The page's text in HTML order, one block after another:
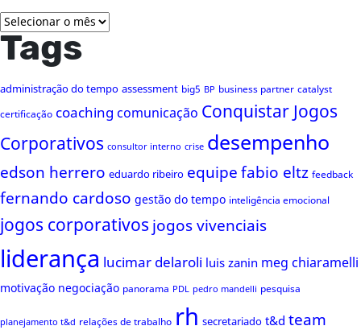
Arquivos
Tags
administração do tempo assessment big5 BP business partner catalyst
certificação coaching comunicação Conquistar Jogos
Corporativos consultor interno crise desempenho
edson herrero eduardo ribeiro equipefabio eltz feedback
fernando cardoso gestão do tempo inteligência emocional
jogos corporativos jogos vivenciais
liderança lucimar delaroli luis zanin meg chiaramelli
motivação negociação panorama PDL pedro mandelli pesquisa
planejamento t&d relações de trabalho rh secretariado t&d team